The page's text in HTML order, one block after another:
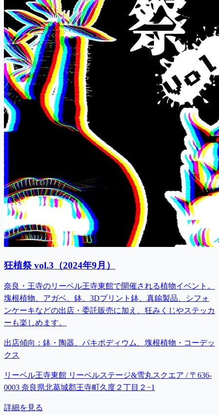
狂植祭 vol.3（2024年9月）
奈良・王寺のリーベル王寺東館で開催される植物イベント。
塊根植物、アガベ、鉢、3Dプリント鉢、真鍮製品、シフォ
ンケーキなどの出店・委託販売に加え、狂みくじやステッカ
ーも楽しめます。
出店傾向： 鉢・陶器、パキポディウム、塊根植物・コーデッ
クス
リーベル王寺東館 リーベルステージ&雪丸スクエア / 〒636-
0003 奈良県北葛城郡王寺町久度２丁目２−1
詳細を見る